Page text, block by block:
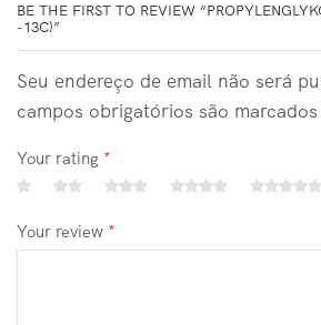
BE THE FIRST TO REVIEW
-13C)”
Seu endereço de email não será
campos obrigatórios são
Your rating *
Your review *